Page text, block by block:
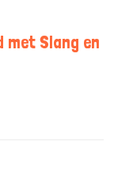
met Slang en